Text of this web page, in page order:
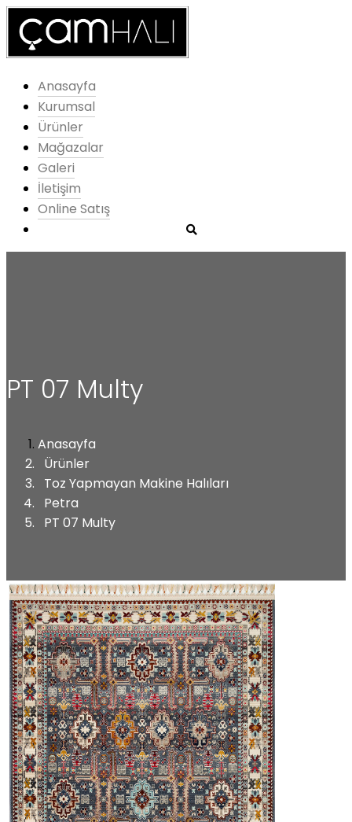
Anasayfa
Kurumsal
Ürünler
Mağazalar
Galeri
İletişim
Online Satış
PT 07 Multy
Anasayfa
Ürünler
Toz Yapmayan Makine Halıları
Petra
PT 07 Multy